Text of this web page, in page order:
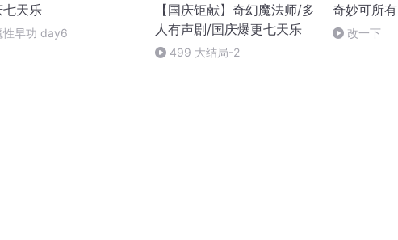
七天乐
性早功 day6
【国庆钜献】奇幻魔法师/多
人有声剧/国庆爆更七天乐
499 大结局-2
奇妙可所
改一下